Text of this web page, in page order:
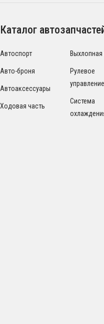
Каталог
Автоспорт
Авто-броня
Автоаксессуары
Ходовая часть
Выхлопная
Рулевое
управление
Система